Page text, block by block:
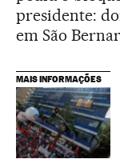
presidente:
em São
MAIS INFORMAÇÕES